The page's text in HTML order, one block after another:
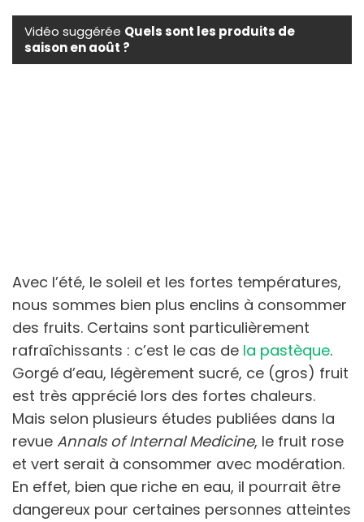
Vidéo suggérée Quels sont les produits de
saison en août ?
Avec l’été, le soleil et les fortes températures,
nous sommes bien plus enclins à consommer
des fruits. Certains sont particulièrement
rafraîchissants : c’est le cas de la pastèque.
Gorgé d’eau, légèrement sucré, ce (gros) fruit
est très apprécié lors des fortes chaleurs.
Mais selon plusieurs études publiées dans la
revue Annals of Internal Medicine, le fruit rose
et vert serait à consommer avec modération.
En effet, bien que riche en eau, il pourrait être
dangereux pour certaines personnes atteintes